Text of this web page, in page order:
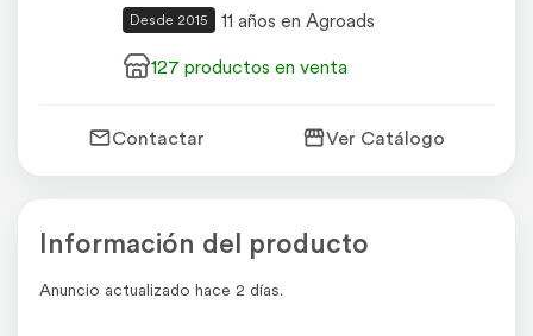
Desde 2015
11 años en Agroads
127 productos en venta
Contactar Ver Catálogo
Información del producto
Anuncio actualizado hace 2 días.